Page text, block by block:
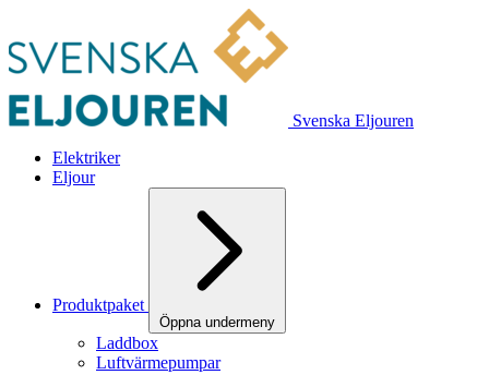
Svenska Eljouren
Elektriker
Eljour
Produktpaket
Öppna undermeny
Laddbox
Luftvärmepumpar